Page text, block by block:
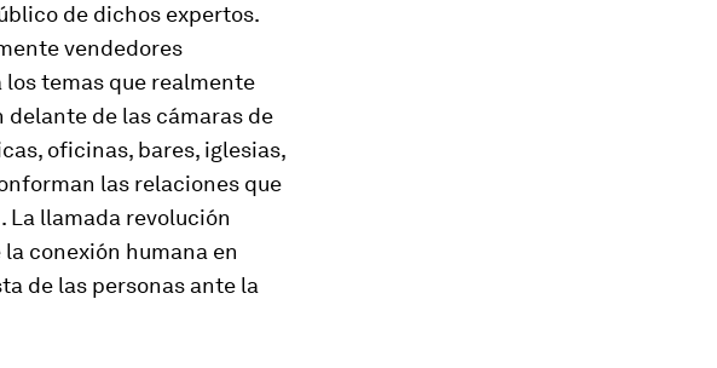
de dichos expertos.
vendedores
temas que realmente
delante de las cámaras de
oficinas, bares, iglesias,
las relaciones que
llamada revolución
conexión humana en
de las personas ante la